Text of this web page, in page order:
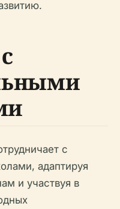
с
адаптируя
и участвуя в